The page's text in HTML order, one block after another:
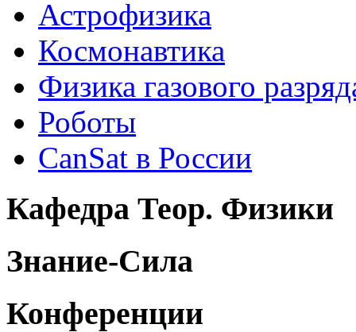
Астрофизика
Космонавтика
Физика газового
Роботы
CanSat в России
Кафедра Теор. Физики
Знание-Сила
Конференции